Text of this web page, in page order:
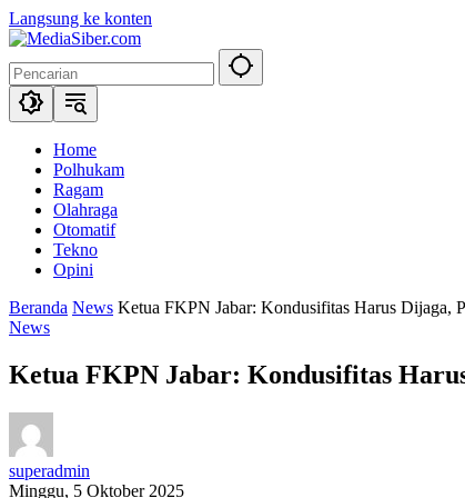
Langsung ke konten
Home
Polhukam
Ragam
Olahraga
Otomatif
Tekno
Opini
Beranda News Ketua FKPN Jabar: Kondusifitas Harus Dijaga,
News
Ketua FKPN Jabar: Kondusifitas
superadmin
Minggu, 5 Oktober 2025